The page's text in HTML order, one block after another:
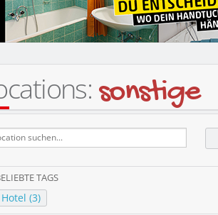
sonstige
TAGS
Hotel (3)
PLAYMOBIL